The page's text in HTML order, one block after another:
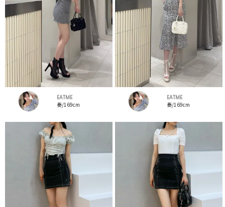
EATME
奏/169cm
EATME
奏/169cm